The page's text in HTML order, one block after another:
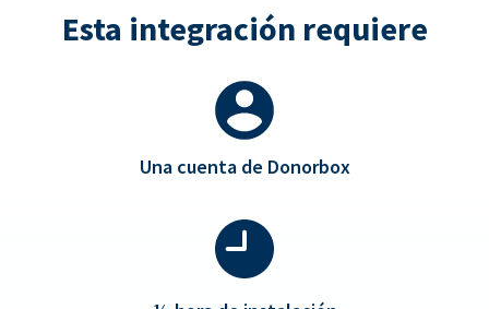
Esta integración requiere
Una cuenta de Donorbox